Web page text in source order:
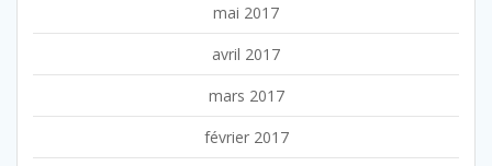
mai 2017
avril 2017
mars 2017
février 2017